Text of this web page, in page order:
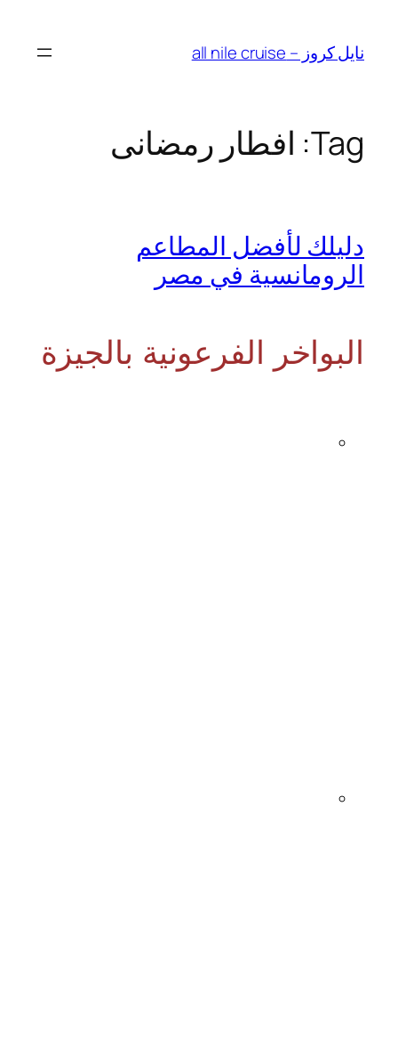
content
نايل كروز – all nile cruise
Tag: افطار رمضانى
دليلك لأفضل المطاعم
الرومانسية في مصر
البواخر الفرعونية بالجيزة